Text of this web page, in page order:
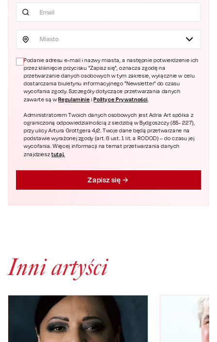
Miasto
Podanie adresu e-mail i nazwy miasta, a następnie potwierdzenie ich
przez kliknięcie przycisku "Zapisz się", oznacza zgodę na
przetwarzanie danych osobowych w tym zakresie, wyłącznie w celu
dostarczania biuletynu informacyjnego "Newsletter" do czasu
wycofania zgody. Szczegóły dotyczące przetwarzania danych
zawarte są wRegulaminie iPolityce Prywatności.
Administratorem Twoich danych osobowych jest Adria Art spółka z
ograniczoną odpowiedzialnością z siedzibą w Bydgoszczy (85- 227),
przy ulicy Artura Grottgera 4/2. Twoje dane będą przetwarzane na
podstawie wyrażonej zgody (art. 6 ust. 1 lit. a RODOD) – do czasu jej
wycofania. Więcej informacji na temat przetwarzania danych
znajdziesztutaj.
Zapisz się
Inni artyści